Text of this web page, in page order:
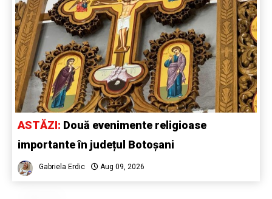
ASTĂZI: Două evenimente religioase
importante în județul Botoșani
Gabriela Erdic Aug 09, 2026